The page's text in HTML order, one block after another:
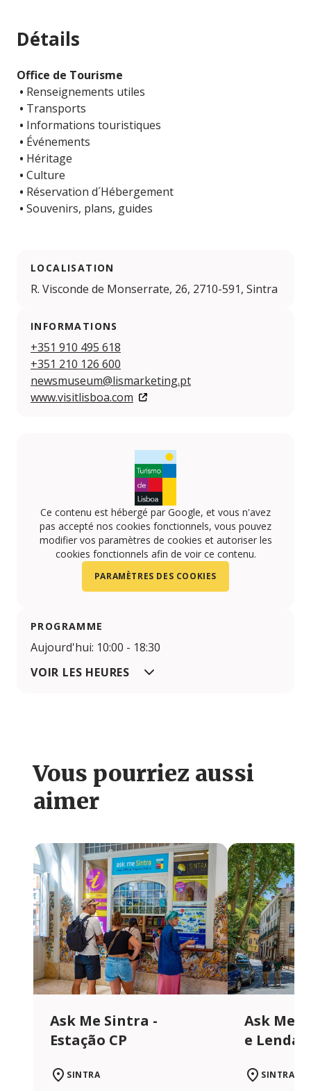
Détails
Office de Tourisme
• Renseignements utiles
• Transports
• Informations touristiques
• Événements
• Héritage
• Culture
• Réservation d´Hébergement
• Souvenirs, plans, guides
LOCALISATION
R. Visconde de Monserrate, 26, 2710-591, Sintra
INFORMATIONS
+351 910 495 618
+351 210 126 600
newsmuseum@lismarketing.pt
www.visitlisboa.com
Ce contenu est hébergé par Google, et vous n'avez
pas accepté nos cookies fonctionnels, vous pouvez
modifier vos paramètres de cookies et autoriser les
cookies fonctionnels afin de voir ce contenu.
PARAMÈTRES DES COOKIES
PROGRAMME
Aujourd'hui: 10:00 - 18:30
VOIR LES HEURES
Vous pourriez aussi
aimer
Ask Me Sintra -
Estação CP
SINTRA
Ask Me
e Lendas
SINTRA